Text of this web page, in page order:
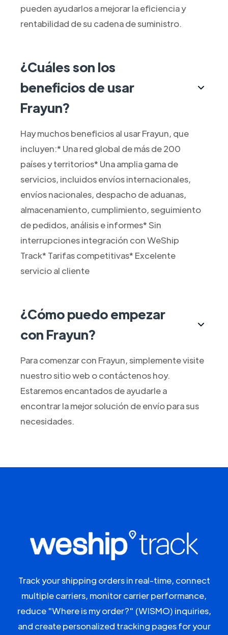
pueden ayudarlos a mejorar la eficiencia y
rentabilidad de su cadena de suministro.
¿Cuáles son los
beneficios de usar
Frayun?
Hay muchos beneficios al usar Frayun, que
incluyen:* Una red global de más de 200
países y territorios* Una amplia gama de
servicios, incluidos envíos internacionales,
envíos nacionales, despacho de aduanas,
almacenamiento, cumplimiento, seguimiento
de pedidos, análisis e informes* Sin
interrupciones integración con WeShip
Track* Tarifas competitivas* Excelente
servicio al cliente
¿Cómo puedo empezar
con Frayun?
Para comenzar con Frayun, simplemente visite
nuestro sitio web o contáctenos hoy.
Estaremos encantados de ayudarle a
encontrar la mejor solución de envío para sus
necesidades.
Track your shipping orders in real-time, connect
multiple carriers, monitor carrier performance,
reduce "Where is my order?" (WISMO) inquiries,
and create personalized tracking pages for your